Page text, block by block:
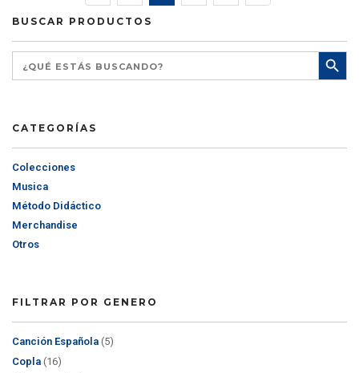
BUSCAR PRODUCTOS
CATEGORÍAS
Colecciones
Musica
Método Didáctico
Merchandise
Otros
FILTRAR POR GENERO
Canción Española (5)
Copla (16)